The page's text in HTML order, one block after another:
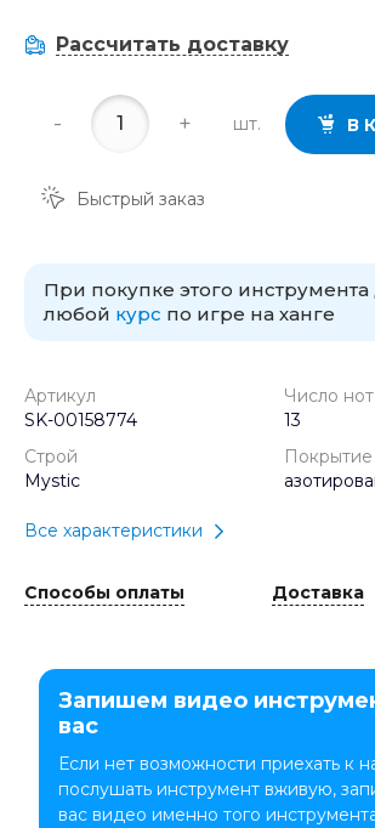
Рассчитать доставку
- + шт. В
Быстрый заказ
При покупке этого
любой курс по игре на ханге
Артикул
SK-00158774
Число нот
13
Строй
Mystic
Покрытие
Все характеристики
Способы оплаты Доставка
Запишем видео
вас
Если нет возможности приехать к
послушать инструмент вживую,
вас видео именно того